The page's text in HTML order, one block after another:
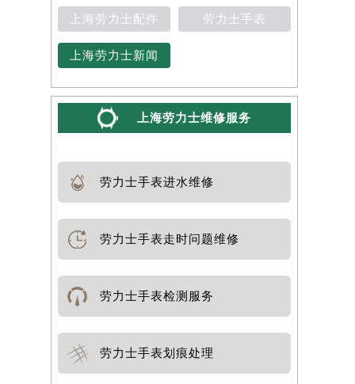
上海劳力士配件 劳力士手表
上海劳力士新闻
上海劳力士维修服务
劳力士手表进水维修
劳力士手表走时问题维修
劳力士手表检测服务
劳力士手表划痕处理